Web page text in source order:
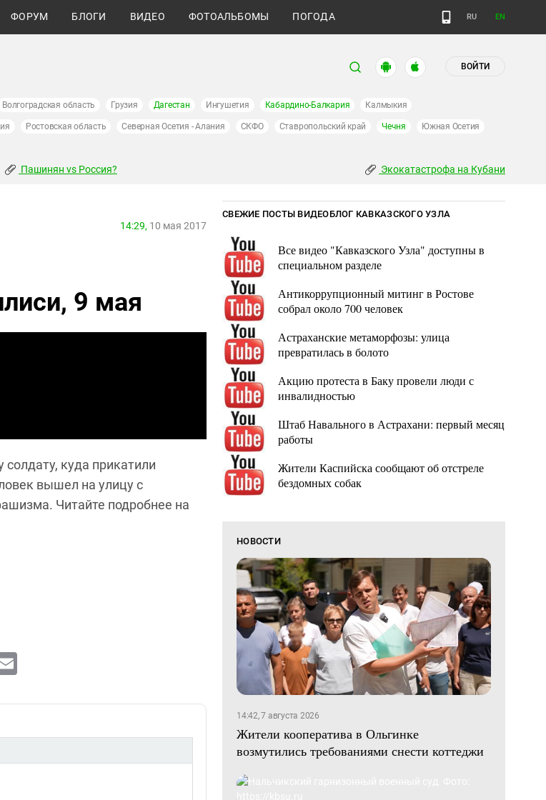
ФОРУМ БЛОГИ ВИДЕО ФОТОАЛЬБОМЫ ПОГОДА RU EN
ВОЙТИ
Волгоградская область Грузия Дагестан Ингушетия Кабардино-Балкария Калмыкия
Ростовская область Северная Осетия - Алания СКФО Ставропольский край Чечня Южная Осетия
Пашинян vs Россия? Экокатастрофа на Кубани
14:29, 10 мая 2017
9 мая
куда прикатили
вышел на улицу с
Читайте подробнее на
СВЕЖИЕ ПОСТЫ ВИДЕОБЛОГ КАВКАЗСКОГО УЗЛА
Все видео "Кавказского Узла" доступны в
специальном разделе
Антикоррупционный митинг в Ростове
собрал около 700 человек
Астраханские метаморфозы: улица
превратилась в болото
Акцию протеста в Баку провели люди с
инвалидностью
Штаб Навального в Астрахани: первый месяц
работы
Жители Каспийска сообщают об отстреле
бездомных собак
НОВОСТИ
14:42, 7 августа 2026
Жители кооператива в Ольгинке
возмутились требованиями снести коттеджи